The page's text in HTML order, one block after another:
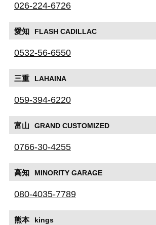
026-224-6726
愛知 FLASH CADILLAC
0532-56-6550
三重 LAHAINA
059-394-6220
富山 GRAND CUSTOMIZED
0766-30-4255
高知 MINORITY GARAGE
080-4035-7789
熊本 kings